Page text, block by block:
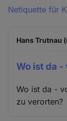
Netiquette für
Hans Trutnau
Wo ist da -
Wo ist da -
zu verorten?